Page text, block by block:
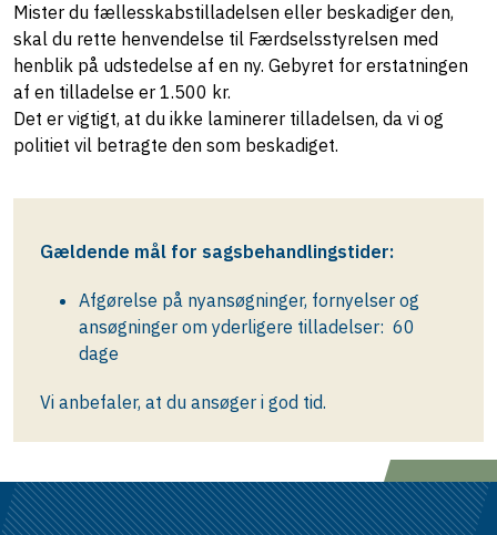
Mister du fællesskabstilladelsen eller beskadiger den,
skal du rette henvendelse til Færdselsstyrelsen med
henblik på udstedelse af en ny. Gebyret for erstatningen
af en tilladelse er 1.500 kr.
Det er vigtigt, at du ikke laminerer tilladelsen, da vi og
politiet vil betragte den som beskadiget.
Gældende mål for sagsbehandlingstider:
Afgørelse på nyansøgninger, fornyelser og
ansøgninger om yderligere tilladelser: 60
dage
Vi anbefaler, at du ansøger i god tid.